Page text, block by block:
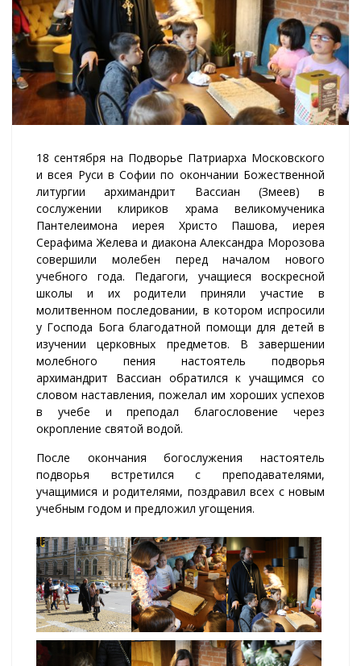
18 сентября на Подворье Патриарха Московского
и всея Руси в Софии по окончании Божественной
литургии архимандрит Вассиан (Змеев) в
сослужении клириков храма великомученика
Пантелеимона иерея Христо Пашова, иерея
Серафима Желева и диакона Александра Морозова
совершили молебен перед началом нового
учебного года. Педагоги, учащиеся воскресной
школы и их родители приняли участие в
молитвенном последовании, в котором испросили
у Господа Бога благодатной помощи для детей в
изучении церковных предметов. В завершении
молебного пения настоятель подворья
архимандрит Вассиан обратился к учащимся со
словом наставления, пожелал им хороших успехов
в учебе и преподал благословение через
окропление святой водой.
После окончания богослужения настоятель
подворья встретился с преподавателями,
учащимися и родителями, поздравил всех с новым
учебным годом и предложил угощения.